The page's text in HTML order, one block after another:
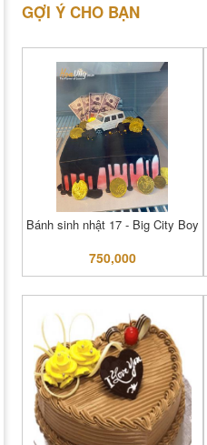
GỢI Ý CHO BẠN
Bánh sinh nhật 17 - Big City Boy
750,000